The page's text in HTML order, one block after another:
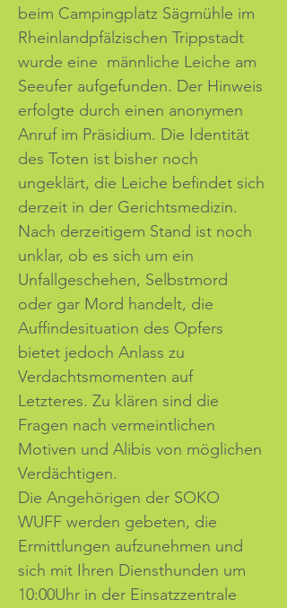
beim Campingplatz Sägmühle im
Rheinlandpfälzischen Trippstadt
wurde eine  männliche Leiche am
Seeufer aufgefunden. Der Hinweis
erfolgte durch einen anonymen
Anruf im Präsidium. Die Identität
des Toten ist bisher noch
ungeklärt, die Leiche befindet sich
derzeit in der Gerichtsmedizin.
Nach derzeitigem Stand ist noch
unklar, ob es sich um ein
Unfallgeschehen, Selbstmord
oder gar Mord handelt, die
Auffindesituation des Opfers
bietet jedoch Anlass zu
Verdachtsmomenten auf
Letzteres. Zu klären sind die
Fragen nach vermeintlichen
Motiven und Alibis von möglichen
Verdächtigen.
Die Angehörigen der SOKO
WUFF werden gebeten, die
Ermittlungen aufzunehmen und
sich mit Ihren Diensthunden um
10:00Uhr in der Einsatzzentrale